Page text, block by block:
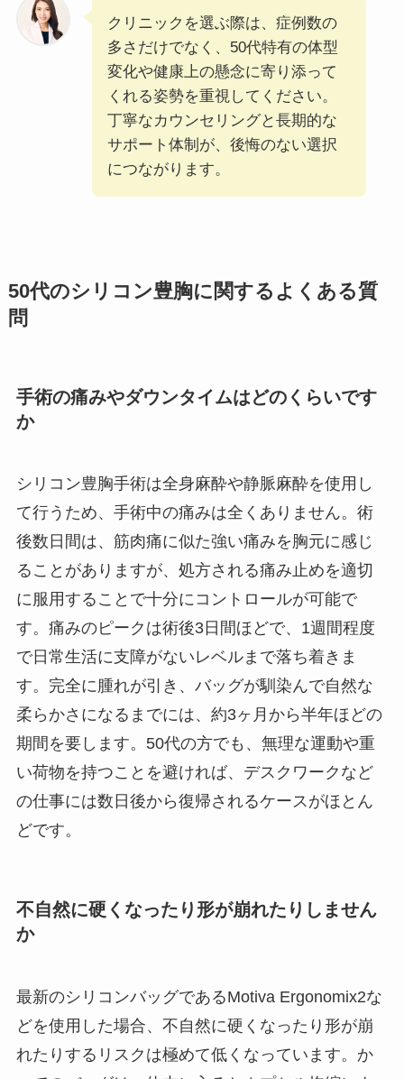
クリニックを選ぶ際は、症例数の
多さだけでなく、50代特有の体型
変化や健康上の懸念に寄り添って
くれる姿勢を重視してください。
丁寧なカウンセリングと長期的な
サポート体制が、後悔のない選択
につながります。
50代のシリコン豊胸に関するよくある質
問
手術の痛みやダウンタイムはどのくらいです
か
シリコン豊胸手術は全身麻酔や静脈麻酔を使用し
て行うため、手術中の痛みは全くありません。術
後数日間は、筋肉痛に似た強い痛みを胸元に感じ
ることがありますが、処方される痛み止めを適切
に服用することで十分にコントロールが可能で
す。痛みのピークは術後3日間ほどで、1週間程度
で日常生活に支障がないレベルまで落ち着きま
す。完全に腫れが引き、バッグが馴染んで自然な
柔らかさになるまでには、約3ヶ月から半年ほどの
期間を要します。50代の方でも、無理な運動や重
い荷物を持つことを避ければ、デスクワークなど
の仕事には数日後から復帰されるケースがほとん
どです。
不自然に硬くなったり形が崩れたりしません
か
最新のシリコンバッグであるMotiva Ergonomix2な
どを使用した場合、不自然に硬くなったり形が崩
れたりするリスクは極めて低くなっています。か